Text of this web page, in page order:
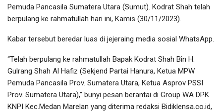
Pemuda Pancasila Sumatera Utara (Sumut). Kodrat Shah telah
berpulang ke rahmatullah hari ini, Kamis (30/11/2023).
Kabar tersebut beredar luas di jejeraing media sosial WhatsApp.
“Telah berpulang ke rahmatullah Bapak Kodrat Shah Bin H.
Gulrang Shah Al Hafiz (Sekjend Partai Hanura, Ketua MPW
Pemuda Pancasila Prov. Sumatera Utara, Ketua Asprov PSSI
Prov. Sumatera Utara),” bunyi pesan berantai di Group WA DPK
KNPI Kec.Medan Marelan yang diterima redaksi Bidiklensa.co.id,